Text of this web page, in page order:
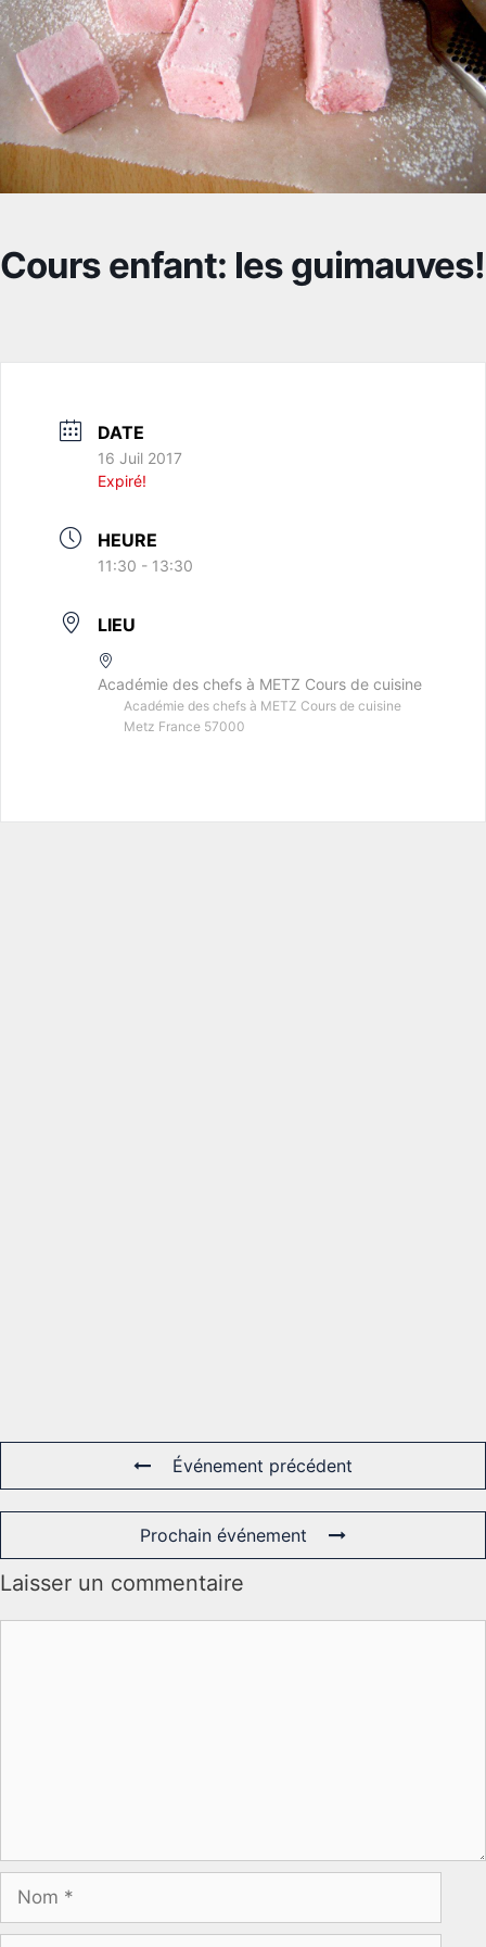
Cours enfant: les guimauves!
DATE
16 Juil 2017
Expiré!
HEURE
11:30 - 13:30
LIEU
Académie des chefs à METZ Cours de cuisine
Académie des chefs à METZ Cours de cuisine
Metz France 57000
Événement précédent
Prochain événement
Laisser un commentaire
Nom